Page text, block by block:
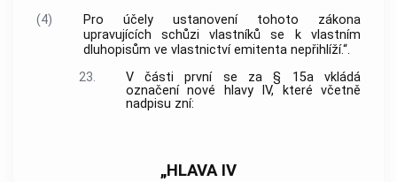
(4)
Pro účely ustanovení tohoto zákona
upravujících schůzi vlastníků se k vlastním
dluhopisům ve vlastnictví emitenta nepřihlíží.“.
23.
V části první se za § 15a vkládá
označení nové hlavy IV, které včetně
nadpisu zní:
„HLAVA IV